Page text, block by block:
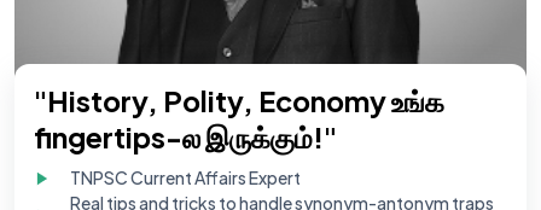
"History, Polity, Economy உங்க
fingertips-ல இருக்கும்!"
TNPSC Current Affairs Expert
Real tips and tricks to handle synonym-antonym traps